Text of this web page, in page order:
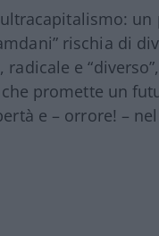
rischia di
e
promette un
e – orrore! –